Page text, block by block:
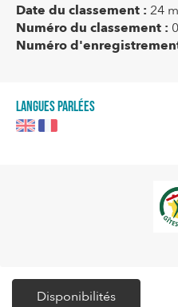
Date du classement : 24
Numéro du classement :
Numéro
Langues parlées
Disponibilités